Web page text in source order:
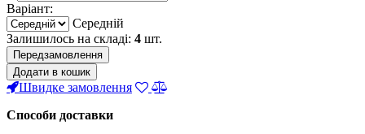
Варіант:
Середній
Залишилось на складі: 4 шт.
Передзамовлення
Додати в кошик
Швидке замовлення
Способи доставки